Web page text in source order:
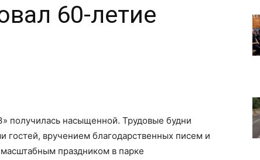
60-летие
получилась насыщенной. Трудовые будни
гостей, вручением благодарственных писем и
праздником в парке